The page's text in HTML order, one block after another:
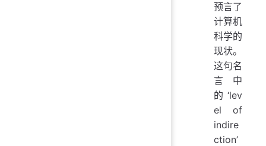
预言了
计算机
科学的
现状。
这句名
言中
的‘lev
el of
indire
ction’